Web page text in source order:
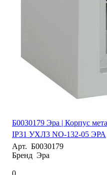
Б0030179 Эра | Корпус
IP31 УХЛ3 NO-132-05 ЭРА
Арт. Б0030179
Бренд Эра
0